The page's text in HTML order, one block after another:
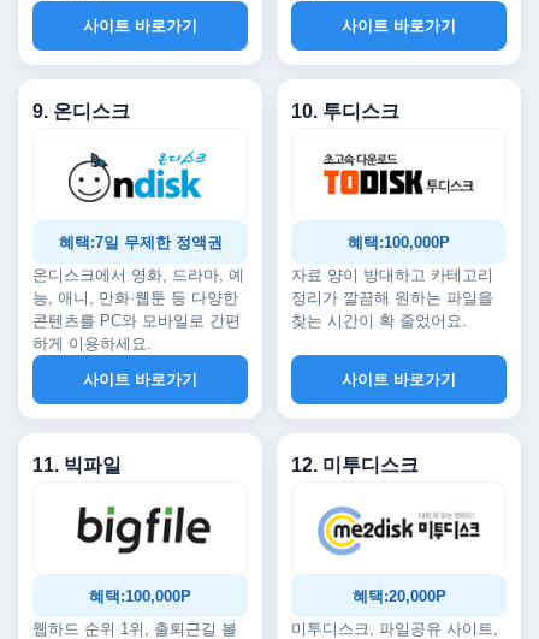
사이트 바로가기
사이트 바로가기
9. 온디스크
혜택:7일 무제한 정액권
온디스크에서 영화, 드라마, 예
능, 애니, 만화·웹툰 등 다양한
콘텐츠를 PC와 모바일로 간편
하게 이용하세요.
사이트 바로가기
10. 투디스크
혜택:100,000P
자료 양이 방대하고 카테고리
정리가 깔끔해 원하는 파일을
찾는 시간이 확 줄었어요.
사이트 바로가기
11. 빅파일
혜택:100,000P
웹하드 순위 1위, 출퇴근길 볼
12. 미투디스크
혜택:20,000P
미투디스크, 파일공유 사이트,